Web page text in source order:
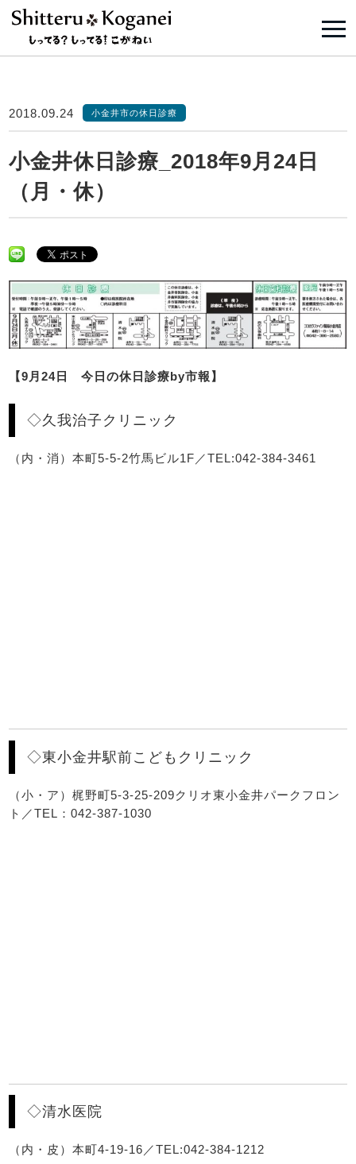
2018.09.24 小金井市の休日診療
小金井休日診療_2018年9月24日
（月・休）
【9月24日 今日の休日診療by市報】
◇久我治子クリニック
（内・消）本町5-5-2竹馬ビル1F／TEL:042-384-3461
◇東小金井駅前こどもクリニック
（小・ア）梶野町5-3-25-209クリオ東小金井パークフロン
ト／TEL：042-387-1030
◇清水医院
（内・皮）本町4-19-16／TEL:042-384-1212